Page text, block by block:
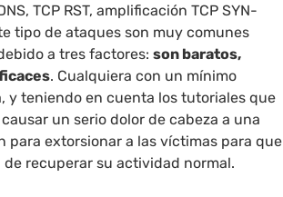
TCP RST, amplificación TCP SYN-
tipo de ataques son muy comunes
a tres factores:son baratos,
. Cualquiera con un mínimo
y teniendo en cuenta los tutoriales que
un serio dolor de cabeza a una
para extorsionar a las víctimas para que
recuperar su actividad normal.